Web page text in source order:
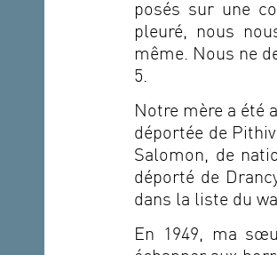
posés sur une
pleuré, nous
même. Nous ne
5.
Notre mère a été
déportée de
Salomon, de
déporté de
dans la liste du
En 1949, ma